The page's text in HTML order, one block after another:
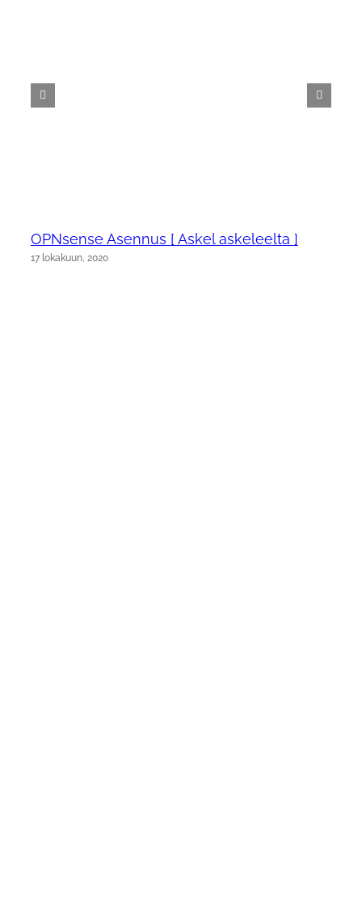
OPNsense Asennus [ Askel askeleelta ]
17 lokakuun, 2020